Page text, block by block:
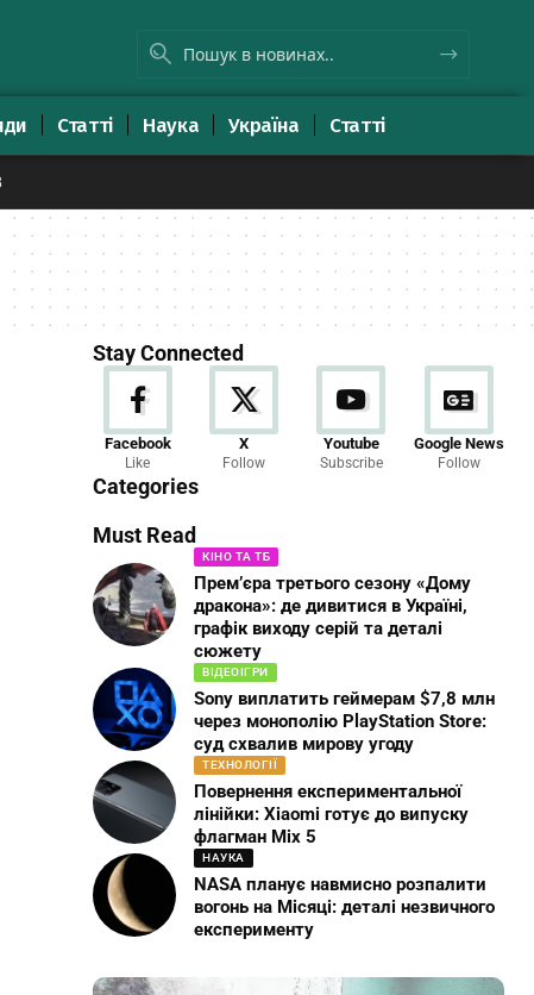
Статті Наука Україна Статті
Stay Connected
Facebook
Like
X
Follow
Youtube
Subscribe
Google News
Follow
Categories
Новини
23 Articles
Must Read
КІНО ТА ТБ
Прем’єра третього сезону «Дому
дракона»: де дивитися в Україні,
графік виходу серій та деталі
сюжету
ВІДЕОІГРИ
Sony виплатить геймерам $7,8 млн
через монополію PlayStation Store:
суд схвалив мирову угоду
ТЕХНОЛОГІЇ
Повернення експериментальної
лінійки: Xiaomi готує до випуску
флагман Mix 5
НАУКА
NASA планує навмисно розпалити
вогонь на Місяці: деталі незвичного
експерименту